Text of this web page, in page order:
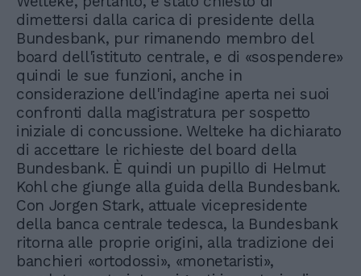
dimettersi dalla carica di presidente della
Bundesbank, pur rimanendo membro del
board dell'istituto centrale, e di «sospendere»
quindi le sue funzioni, anche in
considerazione dell'indagine aperta nei suoi
confronti dalla magistratura per sospetto
iniziale di concussione. Welteke ha dichiarato
di accettare le richieste del board della
Bundesbank. È quindi un pupillo di Helmut
Kohl che giunge alla guida della Bundesbank.
Con Jorgen Stark, attuale vicepresidente
della banca centrale tedesca, la Bundesbank
ritorna alle proprie origini, alla tradizione dei
banchieri «ortodossi», «monetaristi»,